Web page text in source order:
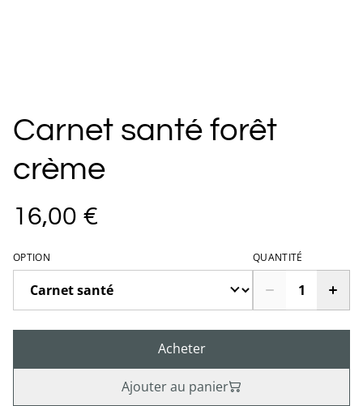
Carnet santé forêt
crème
16,00 €
OPTION QUANTITÉ
Acheter
Ajouter au panier